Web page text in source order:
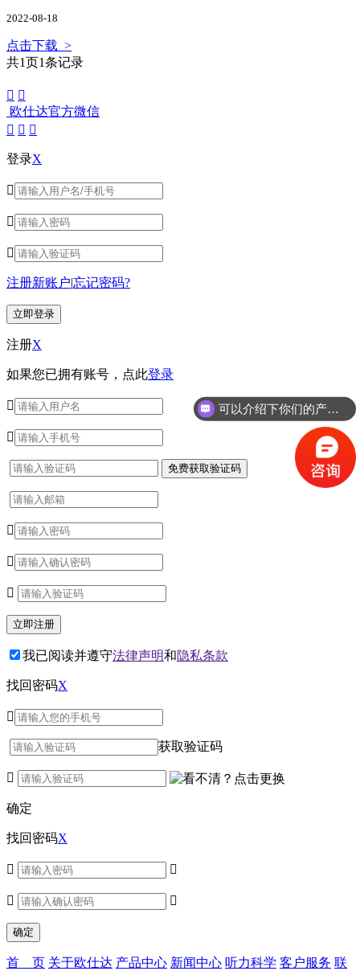
2022-08-18
点击下载 >
共1页1条记录
 
欧仕达官方微信
  
登录X



注册新账户|忘记密码?
注册X
如果您已拥有账号，点此登录





我已阅读并遵守法律声明和隐私条款
找回密码X

获取验证码

确定
找回密码X
 
 
首 页 关于欧仕达 产品中心 新闻中心 听力科学 客户服务 联
可以介绍下你们的产品么？